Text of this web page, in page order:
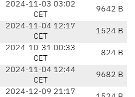
2024-11-03 03:02
CET
9642 B
2024-11-04 12:17
CET
1524 B
2024-10-31 00:33
CET
824 B
2024-11-04 12:44
CET
9682 B
2024-12-09 21:17